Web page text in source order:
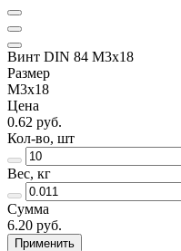
Винт DIN 84 М3х18
Размер
М3х18
Цена
0.62 руб.
Кол-во, шт
Вес, кг
Сумма
6.20 руб.
Применить